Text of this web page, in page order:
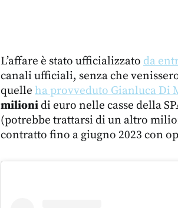
L’affare è stato ufficializzato da
canali ufficiali, senza che
quelle ha provveduto Gianluca Di
milionidi euro nelle casse della
(potrebbe trattarsi di un altro
contratto fino a giugno 2023 con